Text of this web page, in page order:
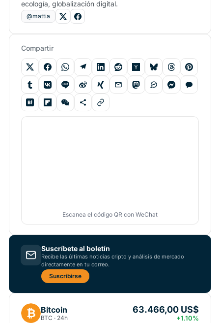
ecología, globalización digital.
@mattia
Compartir
Escanea el código QR con WeChat
Suscríbete al boletín
Recibe las últimas noticias cripto y análisis de mercado
directamente en tu correo.
Suscribirse
₿ Bitcoin
BTC · 24h
63.466,00 US$
+1.10%